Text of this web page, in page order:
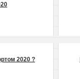
2020 ?